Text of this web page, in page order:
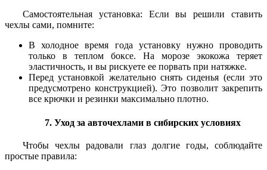
Самостоятельная установка: Если вы решили ставить
чехлы сами, помните:
В холодное время года установку нужно проводить
только в теплом боксе. На морозе экокожа теряет
эластичность, и вы рискуете ее порвать при натяжке.
Перед установкой желательно снять сиденья (если это
предусмотрено конструкцией). Это позволит закрепить
все крючки и резинки максимально плотно.
7. Уход за авточехлами в сибирских условиях
Чтобы чехлы радовали глаз долгие годы, соблюдайте
простые правила: